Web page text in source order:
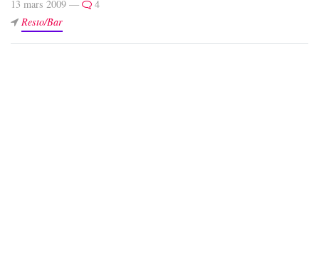
13 mars 2009 —
4
Resto/Bar